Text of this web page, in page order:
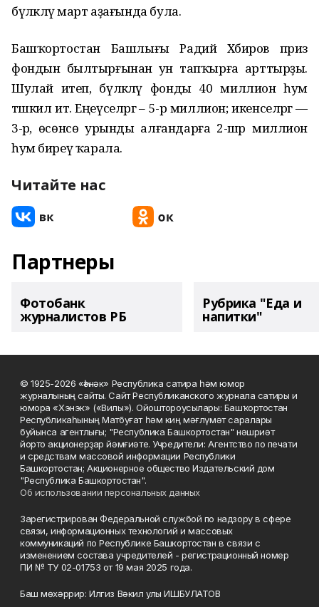
бүләкләү март аҙағында була.
Башҡортостан Башлығы Радий Хәбиров приз
фондын былтырғынан ун тапҡырға арттырҙы.
Шулай итеп, бүләкләү фонды 40 миллион һум
тәшкил итә. Еңеүселәргә – 5-әр миллион; икенселәргә —
3-әр, өсөнсө урынды алғандарға 2-шәр миллион
һум биреү ҡарала.
Читайте нас
Партнеры
Фотобанк
журналистов РБ
Рубрика "Еда и
напитки"
© 1925-2026 «Һәнәк» Республика сатира һәм юмор
журналының сайты. Сайт Республиканского журнала сатиры и
юмора «Хэнэк» («Вилы»). Ойоштороусылары: Башҡортостан
Республикаһының Матбуғат һәм киң мәғлүмәт саралары
буйынса агентлығы; "Республика Башкортостан" нәшриәт
йорто акционерҙар йәмғиәте. Учредители: Агентство по печати
и средствам массовой информации Республики
Башкортостан; Акционерное общество Издательский дом
"Республика Башкортостан".
Об использовании персональных данных
Зарегистрирован Федеральной службой по надзору в сфере
связи, информационных технологий и массовых
коммуникаций по Республике Башкортостан в связи с
изменением состава учредителей - регистрационный номер
ПИ № ТУ 02-01753 от 19 мая 2025 года.
Баш мөхәррир: Илгиз Вәкил улы ИШБУЛАТОВ